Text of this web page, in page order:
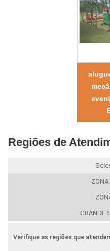
Regiões de
ZONA
GRANDE
Verifique as regiões que